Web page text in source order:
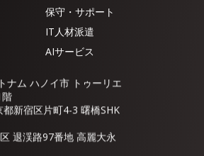
保守・サポート
IT人材派遣
AIサービス
ナム ハノイ市 トゥーリエ
新宿区片町4-3 曙橋SHK
退渓路97番地 高麗大永